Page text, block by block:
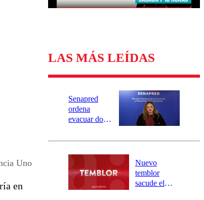
Uno
en
LAS MÁS LEÍDAS
Senapred
ordena
evacuar dos
Carahue por
río Damas:
activa
mensajería
SAE
Nuevo
temblor
sacude el